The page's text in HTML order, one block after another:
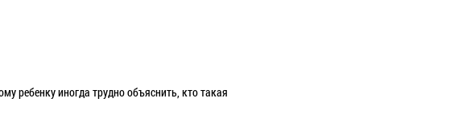
ребенку иногда трудно объяснить, кто такая